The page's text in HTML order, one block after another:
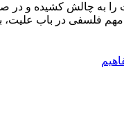
به چالش کشیده و در
فلسفی در باب علیت،